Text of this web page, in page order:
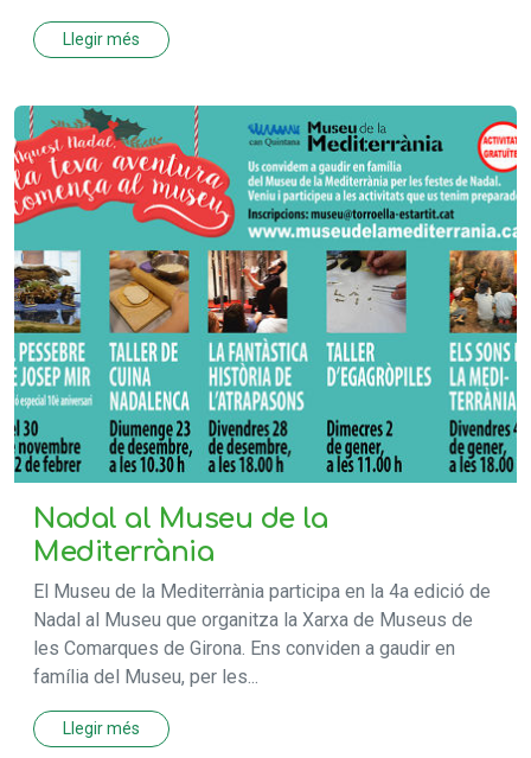
Llegir més
Nadal al Museu de la
Mediterrània
El Museu de la Mediterrània participa en la 4a edició de
Nadal al Museu que organitza la Xarxa de Museus de
les Comarques de Girona. Ens conviden a gaudir en
família del Museu, per les...
Llegir més